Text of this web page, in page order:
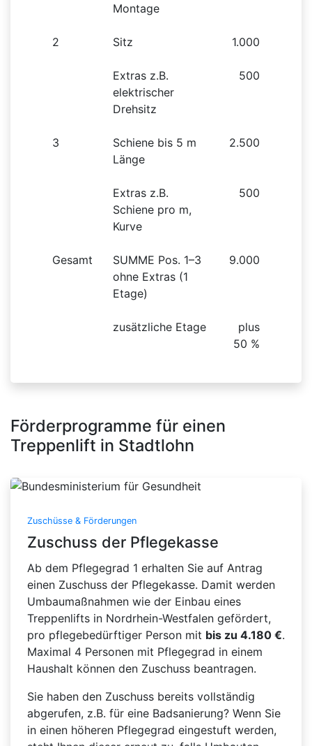
Montage
2 Sitz 1.000
Extras z.B.
elektrischer
Drehsitz
500
3
Schiene bis 5 m
Länge
2.500
Extras z.B.
Schiene pro m,
Kurve
500
Gesamt
SUMME Pos. 1–3
ohne Extras (1
Etage)
9.000
zusätzliche Etage
plus
50 %
Förderprogramme für einen
Treppenlift in Stadtlohn
Zuschüsse & Förderungen
Zuschuss der Pflegekasse
Ab dem Pflegegrad 1 erhalten Sie auf Antrag
einen Zuschuss der Pflegekasse. Damit werden
Umbaumaßnahmen wie der Einbau eines
Treppenlifts in Nordrhein-Westfalen gefördert,
pro pflegebedürftiger Person mit bis zu 4.180 €.
Maximal 4 Personen mit Pflegegrad in einem
Haushalt können den Zuschuss beantragen.
Sie haben den Zuschuss bereits vollständig
abgerufen, z.B. für eine Badsanierung? Wenn Sie
in einen höheren Pflegegrad eingestuft werden,